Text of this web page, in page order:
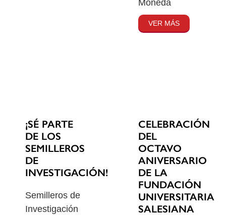
Moneda
VER MÁS
¡SÉ PARTE
DE LOS
SEMILLEROS
DE
INVESTIGACIÓN!
Semilleros de
Investigación
CELEBRACIÓN
DEL
OCTAVO
ANIVERSARIO
DE LA
FUNDACIÓN
UNIVERSITARIA
SALESIANA